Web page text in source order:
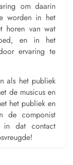
om daarin
worden in het
horen van wat
en in het
ervaring te
als het publiek
de musicus en
het publiek en
de componist
in dat contact